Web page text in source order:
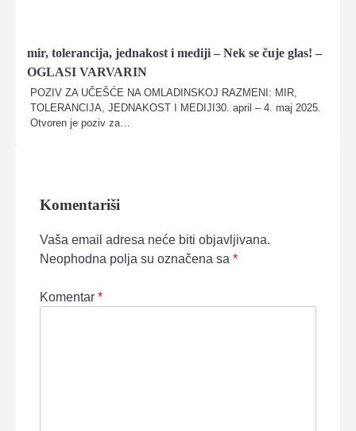
mir, tolerancija, jednakost i mediji – Nek se čuje glas! –
OGLASI VARVARIN
POZIV ZA UČEŠĆE NA OMLADINSKOJ RAZMENI: MIR,
TOLERANCIJA, JEDNAKOST I MEDIJI30. april – 4. maj 2025.
Otvoren je poziv za…
Komentariši
Vaša email adresa neće biti objavljivana.
Neophodna polja su označena sa *
Komentar *